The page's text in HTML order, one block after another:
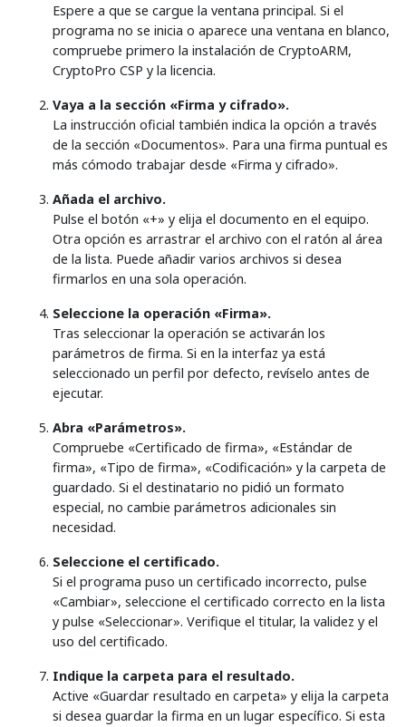
Espere a que se cargue la ventana principal. Si el
programa no se inicia o aparece una ventana en blanco,
compruebe primero la instalación de CryptoARM,
CryptoPro CSP y la licencia.
Vaya a la sección «Firma y cifrado».
La instrucción oficial también indica la opción a través
de la sección «Documentos». Para una firma puntual es
más cómodo trabajar desde «Firma y cifrado».
Añada el archivo.
Pulse el botón «+» y elija el documento en el equipo.
Otra opción es arrastrar el archivo con el ratón al área
de la lista. Puede añadir varios archivos si desea
firmarlos en una sola operación.
Seleccione la operación «Firma».
Tras seleccionar la operación se activarán los
parámetros de firma. Si en la interfaz ya está
seleccionado un perfil por defecto, revíselo antes de
ejecutar.
Abra «Parámetros».
Compruebe «Certificado de firma», «Estándar de
firma», «Tipo de firma», «Codificación» y la carpeta de
guardado. Si el destinatario no pidió un formato
especial, no cambie parámetros adicionales sin
necesidad.
Seleccione el certificado.
Si el programa puso un certificado incorrecto, pulse
«Cambiar», seleccione el certificado correcto en la lista
y pulse «Seleccionar». Verifique el titular, la validez y el
uso del certificado.
Indique la carpeta para el resultado.
Active «Guardar resultado en carpeta» y elija la carpeta
si desea guardar la firma en un lugar específico. Si esta